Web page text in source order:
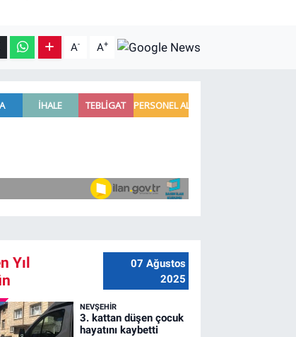
A- A+
Yıl
07 Ağustos
2025
NEVŞEHIR
3. kattan düşen çocuk
hayatını kaybetti